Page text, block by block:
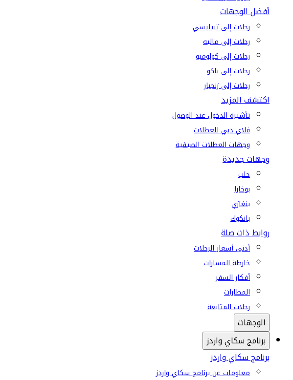
أفضل الوجهات
رحلات إلى تبيليسي
رحلات إلى ماليه
رحلات إلى كولومبو
رحلات إلى باكو
رحلات إلى زنجبار
اكتشف المزيد
تأشيرة الدخول عند الوصول
فلاي دبي للعطلات
وجهات العطلات الصيفية
وجهات جديدة
حلب
بوخارا
بنغازي
بانكوك
روابط ذات صلة
أدنى أسعار الرحلات
خارطة المسارات
أفكار السفر
المطارات
رحلات المتابعة
الوجهات
برنامج سكاي واردز
برنامج سكاي واردز
معلومات عن برنامج سكاي واردز